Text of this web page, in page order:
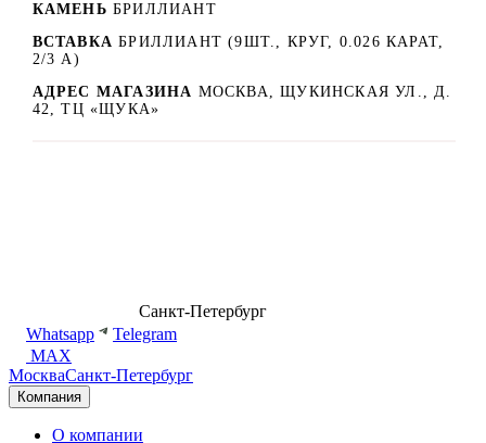
КАМЕНЬ БРИЛЛИАНТ
ВСТАВКА БРИЛЛИАНТ (9ШТ., КРУГ, 0.026 КАРАТ,
2/3 А)
АДРЕС МАГАЗИНА МОСКВА, ЩУКИНСКАЯ УЛ., Д.
42, ТЦ «ЩУКА»
Санкт-Петербург
Whatsapp
Telegram
MAX
МоскваСанкт-Петербург
Компания
О компании